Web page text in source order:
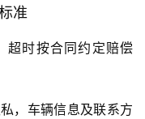
准
超时按合同约定赔偿
，车辆信息及联系方